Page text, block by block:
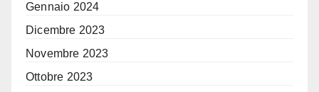
Gennaio 2024
Dicembre 2023
Novembre 2023
Ottobre 2023